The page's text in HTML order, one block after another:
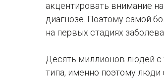
акцентировать внимание
диагнозе. Поэтому самой
на первых стадиях
Десять миллионов людей с
типа, именно поэтому люди